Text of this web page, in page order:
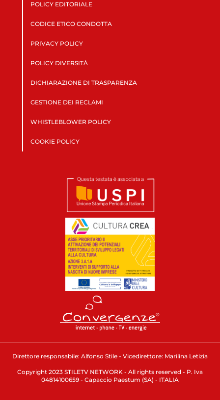
POLICY EDITORIALE
CODICE ETICO CONDOTTA
PRIVACY POLICY
POLICY DIVERSITÀ
DICHIARAZIONE DI TRASPARENZA
GESTIONE DEI RECLAMI
WHISTLEBLOWER POLICY
COOKIE POLICY
Direttore responsabile: Alfonso Stile - Vicedirettore: Marilina Letizia
Copyright 2023 STILETV NETWORK - All rights reserved - P. Iva
04814100659 - Capaccio Paestum (SA) - ITALIA